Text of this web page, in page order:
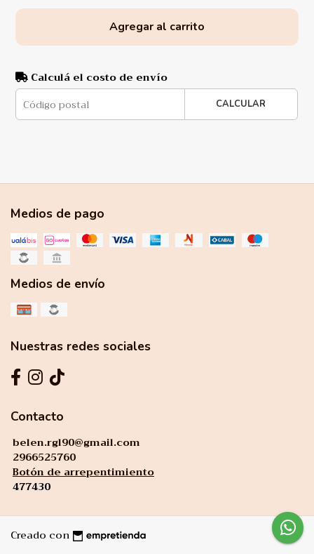
Agregar al carrito
Calculá el costo de envío
CALCULAR
Medios de pago
Medios de envío
Nuestras redes sociales
Contacto
belen.rgl90@gmail.com
2966525760
Botón de arrepentimiento
477430
Creado con